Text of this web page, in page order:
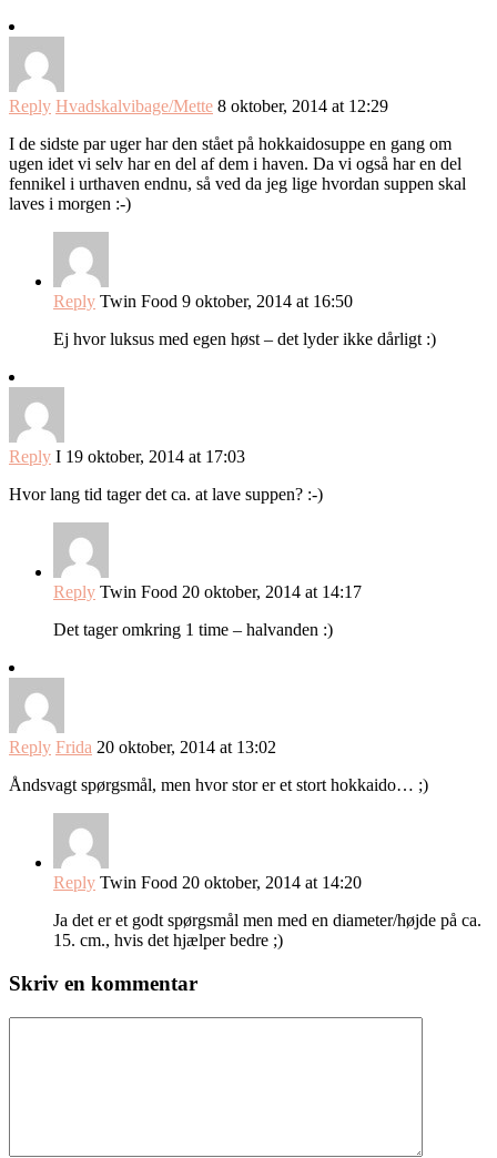
Reply Hvadskalvibage/Mette 8 oktober, 2014 at 12:29
I de sidste par uger har den stået på hokkaidosuppe en gang om
ugen idet vi selv har en del af dem i haven. Da vi også har en del
fennikel i urthaven endnu, så ved da jeg lige hvordan suppen skal
laves i morgen :-)
Reply Twin Food 9 oktober, 2014 at 16:50
Ej hvor luksus med egen høst – det lyder ikke dårligt :)
Reply I 19 oktober, 2014 at 17:03
Hvor lang tid tager det ca. at lave suppen? :-)
Reply Twin Food 20 oktober, 2014 at 14:17
Det tager omkring 1 time – halvanden :)
Reply Frida 20 oktober, 2014 at 13:02
Åndsvagt spørgsmål, men hvor stor er et stort hokkaido… ;)
Reply Twin Food 20 oktober, 2014 at 14:20
Ja det er et godt spørgsmål men med en diameter/højde på ca.
15. cm., hvis det hjælper bedre ;)
Skriv en kommentar